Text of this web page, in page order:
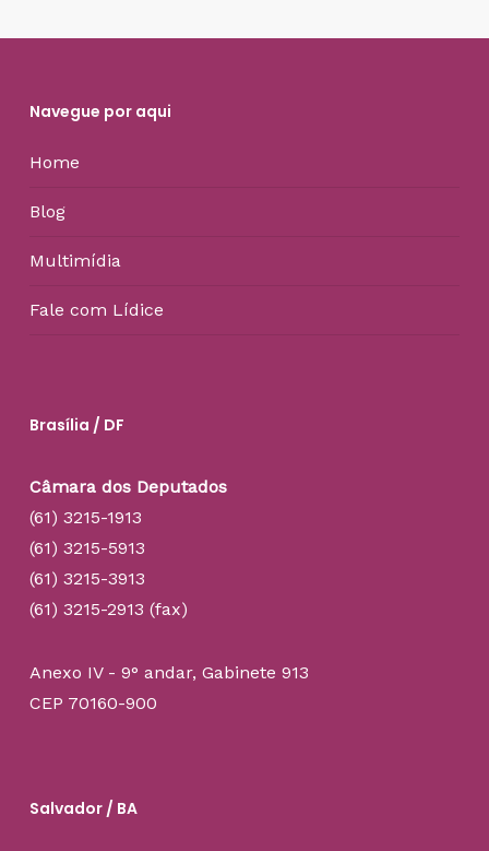
Navegue por aqui
Home
Blog
Multimídia
Fale com Lídice
Brasília / DF
Câmara dos Deputados
(61) 3215-1913
(61) 3215-5913
(61) 3215-3913
(61) 3215-2913 (fax)
Anexo IV - 9° andar, Gabinete 913
CEP 70160-900
Salvador / BA